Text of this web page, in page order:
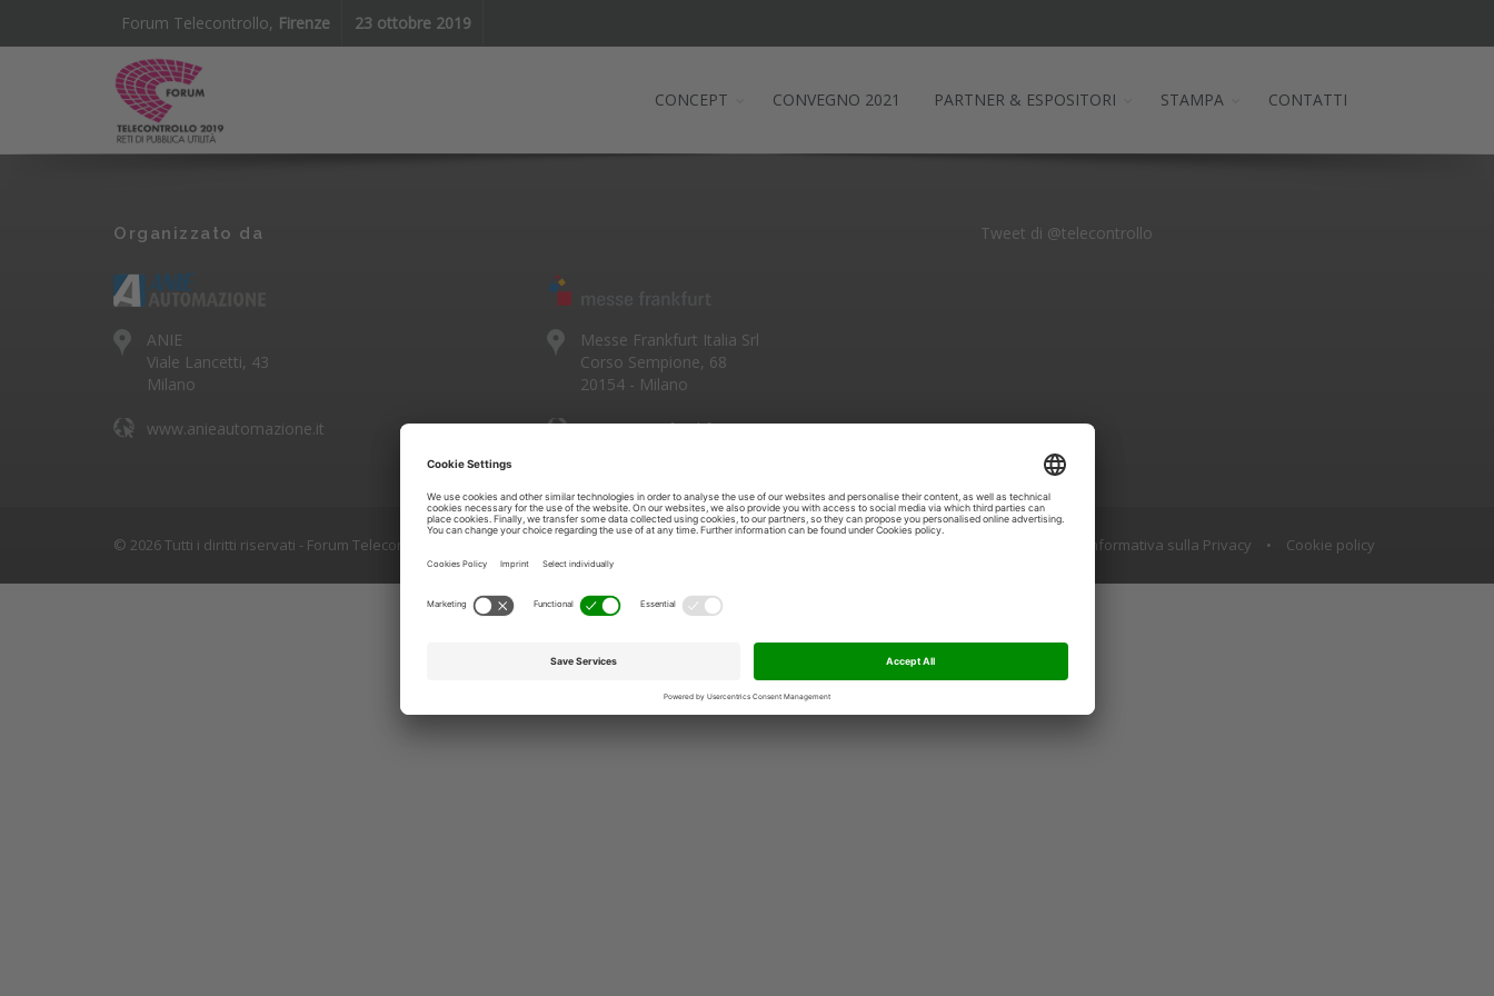
Forum Telecontrollo, Firenze 23 ottobre 2019
CONCEPT CONVEGNO 2021 PARTNER & ESPOSITORI STAMPA CONTATTI
Organizzato da
ANIE
Viale Lancetti, 43
Milano
www.anieautomazione.it
Messe Frankfurt Italia Srl
Corso Sempione, 68
20154 - Milano
www.messefrankfurt.it
Tweet di @telecontrollo
Informativa sulla Privacy • Cookie policy
© 2026 Tutti i diritti riservati - Forum Telecontrollo